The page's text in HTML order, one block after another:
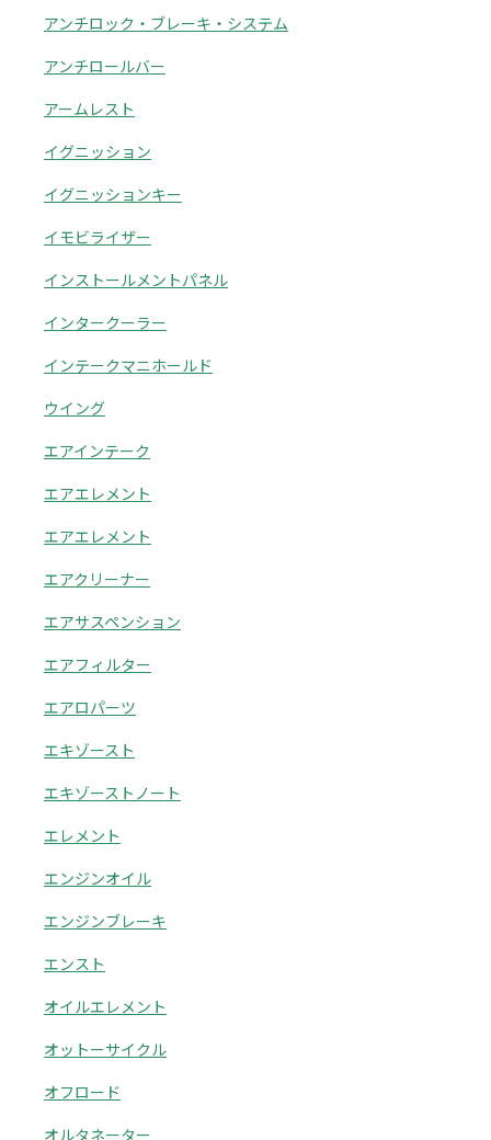
アンチロック・ブレーキ・システム
アンチロールバー
アームレスト
イグニッション
イグニッションキー
イモビライザー
インストールメントパネル
インタークーラー
インテークマニホールド
ウイング
エアインテーク
エアエレメント
エアエレメント
エアクリーナー
エアサスペンション
エアフィルター
エアロパーツ
エキゾースト
エキゾーストノート
エレメント
エンジンオイル
エンジンブレーキ
エンスト
オイルエレメント
オットーサイクル
オフロード
オルタネーター